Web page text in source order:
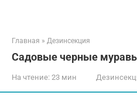
Главная » Дезинсекция
Садовые черные
На чтение: 23 мин